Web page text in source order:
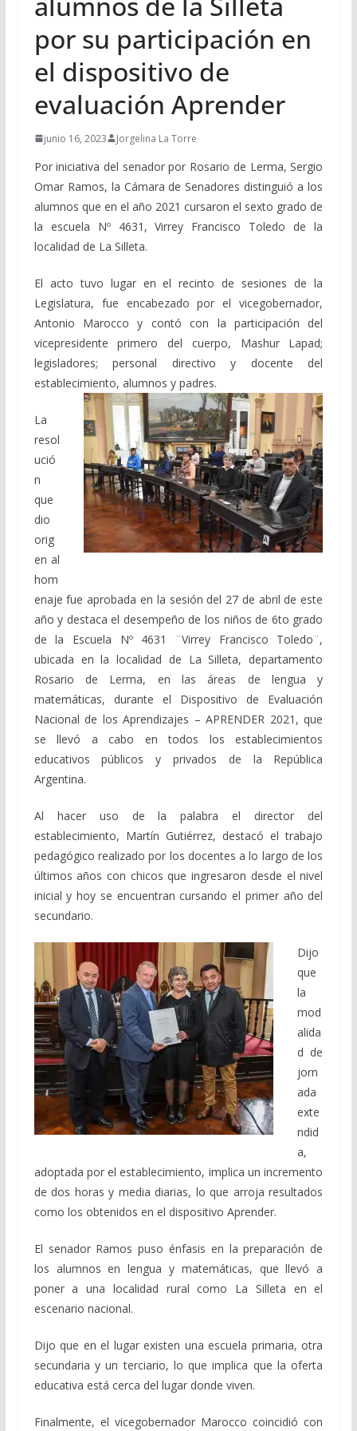
por su participación en
el dispositivo de
evaluación Aprender
junio 16, 2023 Jorgelina La Torre
Por iniciativa del senador por Rosario de Lerma, Sergio
Omar Ramos, la Cámara de Senadores distinguió a los
alumnos que en el año 2021 cursaron el sexto grado de
la escuela Nº 4631, Virrey Francisco Toledo de la
localidad de La Silleta.
El acto tuvo lugar en el recinto de sesiones de la
Legislatura, fue encabezado por el vicegobernador,
Antonio Marocco y contó con la participación del
vicepresidente primero del cuerpo, Mashur Lapad;
legisladores; personal directivo y docente del
establecimiento, alumnos y padres.
La
resol
ució
n
que
dio
orig
en al
hom
enaje fue aprobada en la sesión del 27 de abril de este
año y destaca el desempeño de los niños de 6to grado
de la Escuela Nº 4631 ¨Virrey Francisco Toledo¨,
ubicada en la localidad de La Silleta, departamento
Rosario de Lerma, en las áreas de lengua y
matemáticas, durante el Dispositivo de Evaluación
Nacional de los Aprendizajes – APRENDER 2021, que
se llevó a cabo en todos los establecimientos
educativos públicos y privados de la República
Argentina.
Al hacer uso de la palabra el director del
establecimiento, Martín Gutiérrez, destacó el trabajo
pedagógico realizado por los docentes a lo largo de los
últimos años con chicos que ingresaron desde el nivel
inicial y hoy se encuentran cursando el primer año del
secundario.
Dijo
que
la
mod
alida
d de
jorn
ada
exte
ndid
a,
adoptada por el establecimiento, implica un incremento
de dos horas y media diarias, lo que arroja resultados
como los obtenidos en el dispositivo Aprender.
El senador Ramos puso énfasis en la preparación de
los alumnos en lengua y matemáticas, que llevó a
poner a una localidad rural como La Silleta en el
escenario nacional.
Dijo que en el lugar existen una escuela primaria, otra
secundaria y un terciario, lo que implica que la oferta
educativa está cerca del lugar donde viven.
Finalmente, el vicegobernador Marocco coincidió con